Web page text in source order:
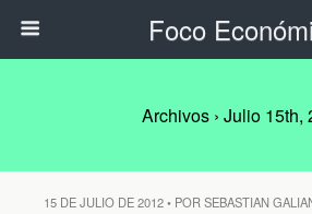
Foco
Archivos › Julio 15th,
15 DE JULIO DE 2012 • POR SEBASTIAN